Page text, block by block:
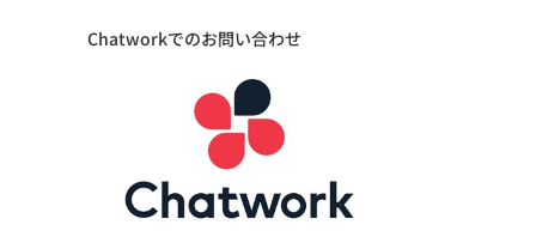
Chatworkでのお問い合わせ